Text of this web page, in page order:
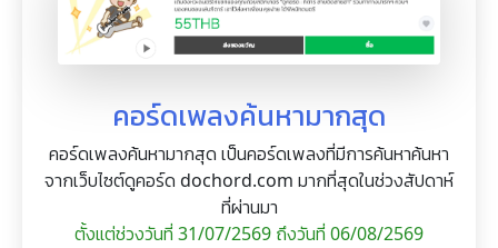
คอร์ดเพลงค้นหามากสุด
คอร์ดเพลงค้นหามากสุด เป็นคอร์ดเพลงที่มีการค้นหาค้นหา
จากเว็บไซต์ดูคอร์ด dochord.com มากที่สุดในช่วงสัปดาห์
ที่ผ่านมา
ตั้งแต่ช่วงวันที่ 31/07/2569 ถึงวันที่ 06/08/2569